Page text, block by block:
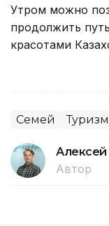
Утром можно
продолжить
красотами
Семей Туризм
Автор